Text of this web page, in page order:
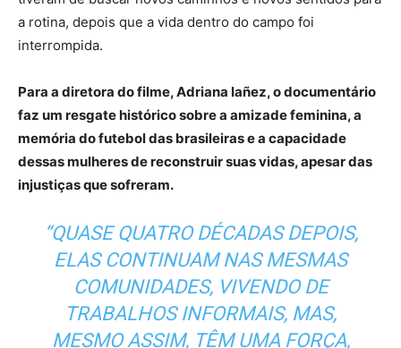
a rotina, depois que a vida dentro do campo foi
interrompida.
Para a diretora do filme, Adriana Iañez, o documentário
faz um resgate histórico sobre a amizade feminina, a
memória do futebol das brasileiras e a capacidade
dessas mulheres de reconstruir suas vidas, apesar das
injustiças que sofreram.
“QUASE QUATRO DÉCADAS DEPOIS,
ELAS CONTINUAM NAS MESMAS
COMUNIDADES, VIVENDO DE
TRABALHOS INFORMAIS, MAS,
MESMO ASSIM, TÊM UMA FORÇA,